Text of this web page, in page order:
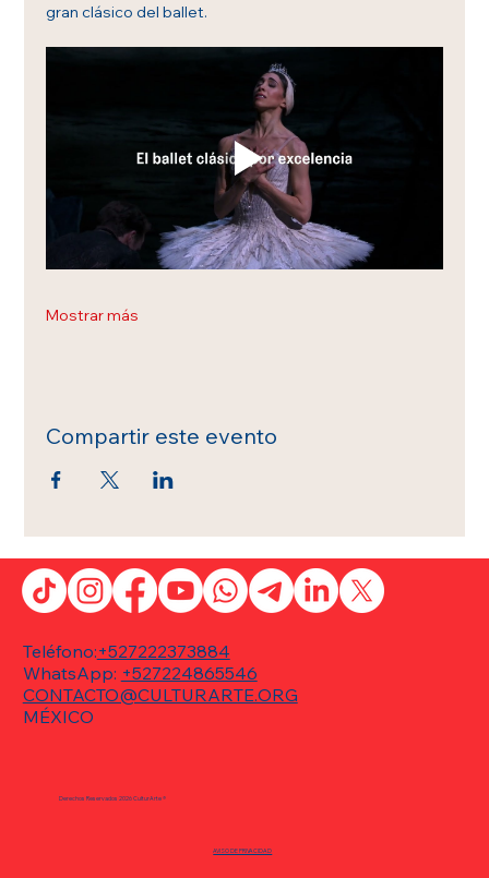
gran clásico del ballet.
Mostrar más
Compartir este evento
Teléfono:+527222373884
WhatsApp: +527224865546
CONTACTO@CULTURARTE.ORG
MÉXICO
Derechos Reservados 2026 CulturArte ®
AVISO DE PRIVACIDAD